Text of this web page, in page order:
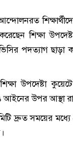
শিক্ষা
পদত্যাগ ছাড়া
উপদেষ্টা
আইনের উপর আস্থা
দ্রুত সময়ের